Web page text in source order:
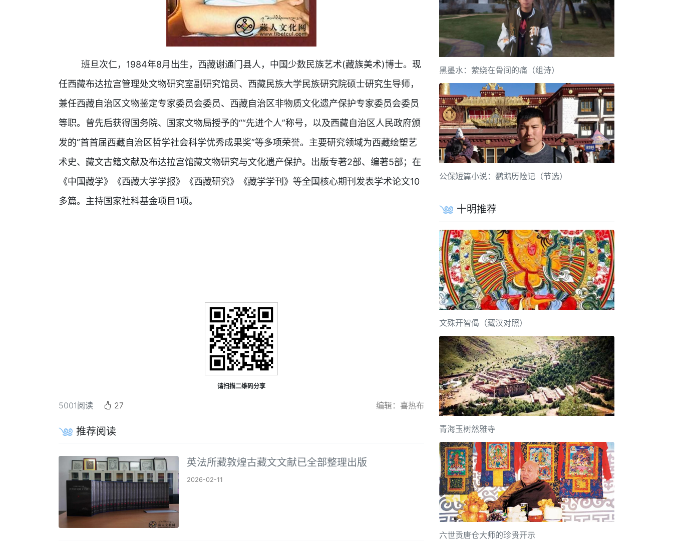
班旦次仁，1984年8月出生，西藏谢通门县人，中国少数民族艺术(藏族美术)博士。现
任西藏布达拉宫管理处文物研究室副研究馆员、西藏民族大学民族研究院硕士研究生导师，
兼任西藏自治区文物鉴定专家委员会委员、西藏自治区非物质文化遗产保护专家委员会委员
等职。曾先后获得国务院、国家文物局授予的““先进个人”称号，以及西藏自治区人民政府颁
发的“首首届西藏自治区哲学社会科学优秀成果奖”等多项荣誉。主要研究领域为西藏绘塑艺
术史、藏文古籍文献及布达拉宫馆藏文物研究与文化遗产保护。出版专著2部、编著5部；在
《中国藏学》《西藏大学学报》《西藏研究》《藏学学刊》等全国核心期刊发表学术论文10
多篇。主持国家社科基金项目1项。
请扫描二维码分享
5001阅读 27 编辑：喜热布
推荐阅读
英法所藏敦煌古藏文文献已全部整理出版
2026-02-11
黑墨水：萦绕在骨间的痛（组诗）
公保短篇小说：鹦鹉历险记（节选）
十明推荐
文殊开智偈（藏汉对照）
青海玉树然雅寺
六世贡唐仓大师的珍贵开示